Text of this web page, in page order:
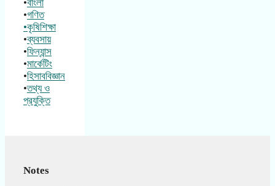
•বাংলা
•গণিত
•কৃষিশিক্ষা
•ব্যবসায়
•ফিন্যান্স
•মার্কেটিং
•হিসাববিজ্ঞান
•তথ্য ও
প্রযুক্তি
Notes